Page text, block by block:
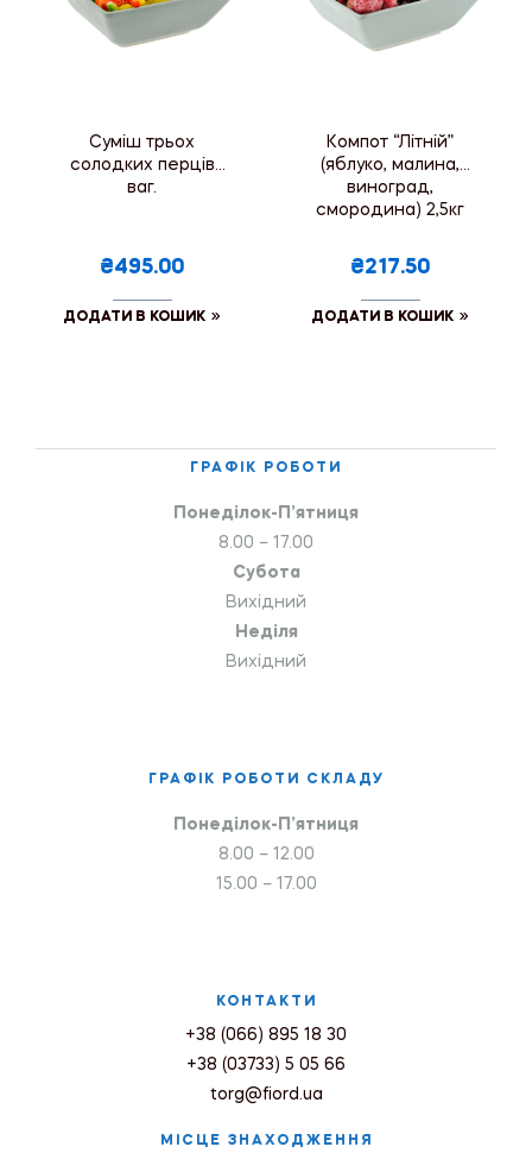
Суміш трьох
солодких перців
ваг.
₴495.00
ДОДАТИ В КОШИК
Компот “Літній”
(яблуко, малина,
виноград,
смородина) 2,5кг
₴217.50
ДОДАТИ В КОШИК
ГРАФІК РОБОТИ
Понеділок-П’ятниця
8.00 – 17.00
Субота
Вихідний
Неділя
Вихідний
ГРАФІК РОБОТИ СКЛАДУ
Понеділок-П’ятниця
8.00 – 12.00
15.00 – 17.00
КОНТАКТИ
+38 (066) 895 18 30
+38 (03733) 5 05 66
torg@fiord.ua
МІСЦЕ ЗНАХОДЖЕННЯ